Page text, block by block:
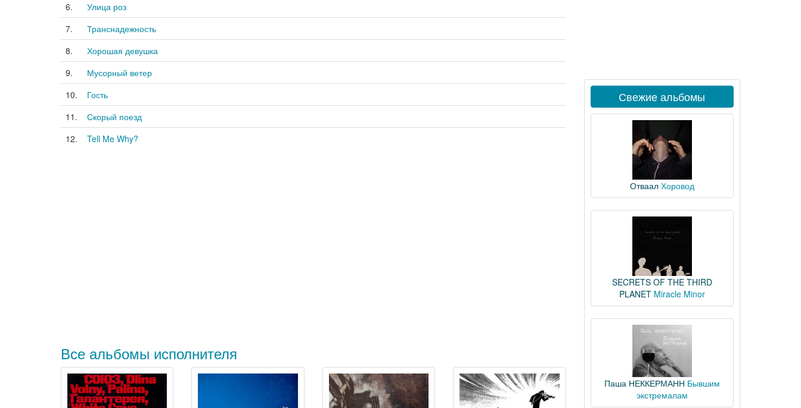
6.
Улица роз
7.
Транснадежность
8.
Хорошая девушка
9.
Мусорный ветер
10.
Гость
11.
Скорый поезд
12.
Tell Me Why?
Все альбомы исполнителя
Свежие альбомы
Отваал Хоровод
SECRETS OF THE THIRD
PLANET Miracle Minor
Паша НЕККЕРМАНН Бывшим
экстремалам